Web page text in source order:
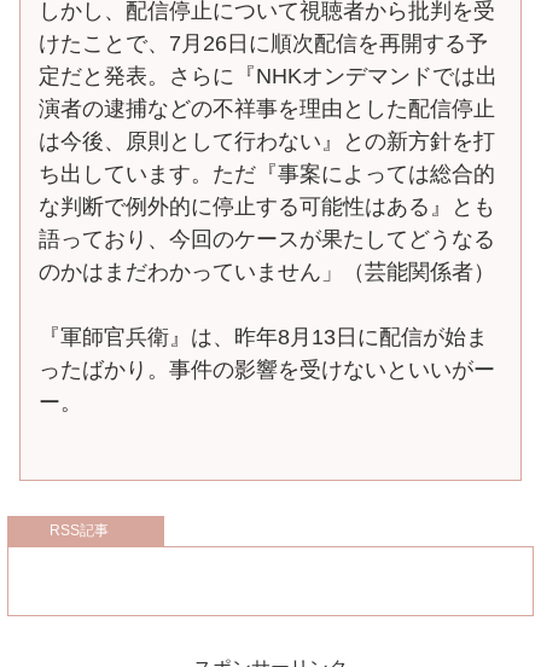
しかし、配信停止について視聴者から批判を受
けたことで、7月26日に順次配信を再開する予
定だと発表。さらに『NHKオンデマンドでは出
演者の逮捕などの不祥事を理由とした配信停止
は今後、原則として行わない』との新方針を打
ち出しています。ただ『事案によっては総合的
な判断で例外的に停止する可能性はある』とも
語っており、今回のケースが果たしてどうなる
のかはまだわかっていません」（芸能関係者）
『軍師官兵衛』は、昨年8月13日に配信が始ま
ったばかり。事件の影響を受けないといいがー
ー。
RSS記事